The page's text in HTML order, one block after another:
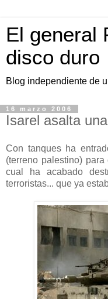
El general
disco duro
Blog independiente de
16 marzo 2006
Isarel asalta
Con tanques ha
(terreno palestino)
cual ha acabado
terroristas... que ya